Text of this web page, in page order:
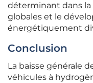
déterminant dans
globales et le
énergétiquement
Conclusion
La baisse générale
véhicules à